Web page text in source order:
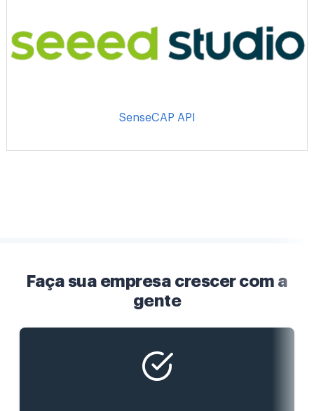
SenseCAP API
Faça sua empresa crescer com a
gente